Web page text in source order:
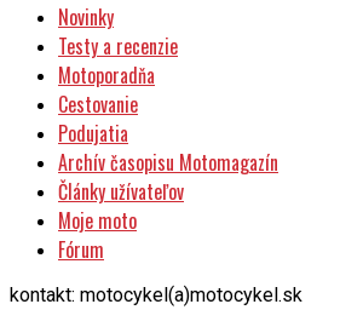
Novinky
Testy a recenzie
Motoporadňa
Cestovanie
Podujatia
Archív časopisu Motomagazín
Články užívateľov
Moje moto
Fórum
kontakt: motocykel(a)motocykel.sk